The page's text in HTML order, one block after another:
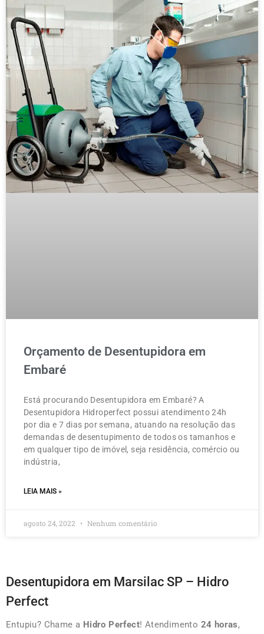
Orçamento de Desentupidora em
Embaré
Está procurando Desentupidora em Embaré? A
Desentupidora Hidroperfect possui atendimento 24h
por dia e 7 dias por semana, atuando na resolução das
demandas de desentupimento de todos os tamanhos e
em qualquer tipo de imóvel, seja residência, comércio ou
indústria,
LEIA MAIS »
agosto 24, 2022 Nenhum comentário
Desentupidora em Marsilac SP – Hidro
Perfect
Entupiu? Chame a Hidro Perfect! Atendimento 24 horas,